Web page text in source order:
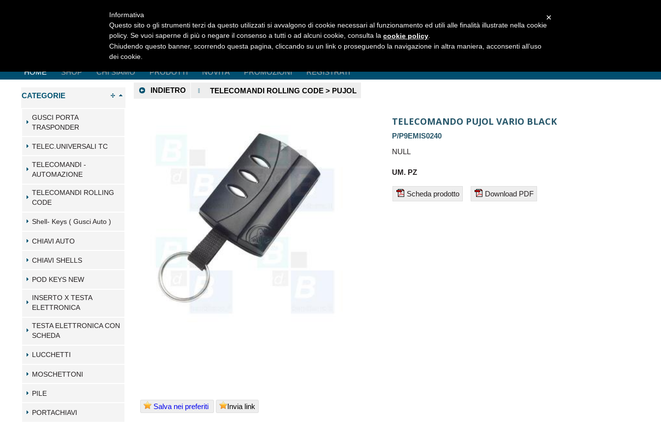
HOME SHOP CHI SIAMO PRODOTTI NOVITÀ PROMOZIONI REGISTRATI
CATEGORIE
GUSCI PORTA
TRASPONDER
TELEC.UNIVERSALI TC
TELECOMANDI -
AUTOMAZIONE
TELECOMANDI ROLLING
CODE
Shell- Keys ( Gusci Auto )
CHIAVI AUTO
CHIAVI SHELLS
POD KEYS NEW
INSERTO X TESTA
ELETTRONICA
TESTA ELETTRONICA CON
SCHEDA
LUCCHETTI
MOSCHETTONI
PILE
PORTACHIAVI
INDIETRO TELECOMANDI ROLLING CODE > PUJOL
TELECOMANDO PUJOL VARIO BLACK
P/P9EMIS0240
NULL
UM. PZ
Scheda prodotto Download PDF
Salva nei preferiti Invia link
×
Informativa
Questo sito o gli strumenti terzi da questo utilizzati si avvalgono di cookie necessari al funzionamento ed utili alle finalità illustrate nella cookie
policy. Se vuoi saperne di più o negare il consenso a tutti o ad alcuni cookie, consulta la cookie policy
Chiudendo questo banner, scorrendo questa pagina, cliccando su un link o proseguendo la navigazione in altra maniera, acconsenti all’uso
dei cookie.